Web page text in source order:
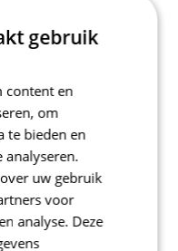
gebruik
content en
om
te bieden en
analyseren.
uw gebruik
voor
analyse. Deze